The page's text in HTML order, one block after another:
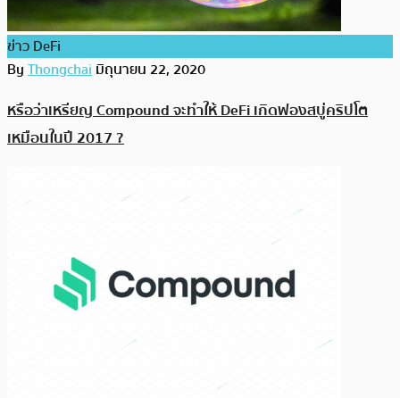
ข่าว DeFi
ByThongchaiมิถุนายน 22, 2020
หรือว่าเหรียญ Compound จะทำให้ DeFi เกิดฟองสบู่คริปโต
เหมือนในปี 2017 ?